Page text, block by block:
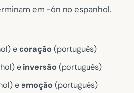
em -ón no espanhol.
ecoração (português)
e inversão (português)
eemoção (português)